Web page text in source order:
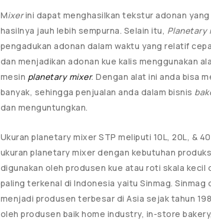
Mixerini dapat menghasilkan tekstur adonan
hasilnya jauh lebih sempurna. Selain itu, Planetary
pengadukan adonan dalam waktu yang relatif
dan menjadikan adonan kue kalis menggunakan
mesin planetary mixer. Dengan alat ini anda bisa
banyak, sehingga penjualan anda dalam bisnis
dan menguntungkan.
Ukuran planetary mixer STP meliputi 10L, 20L, &
ukuran planetary mixer dengan kebutuhan
digunakan oleh produsen kue atau roti skala kecil
paling terkenal di Indonesia yaitu Sinmag. Sinmag
menjadi produsen terbesar di Asia sejak tahun
oleh produsen baik home industry, in-store